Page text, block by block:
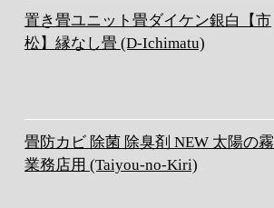
置き畳ユニット畳ダイケン銀白【市
松】縁なし畳 (D-Ichimatu)
畳防カビ 除菌 除臭剤 NEW 太陽の霧
業務店用 (Taiyou-no-Kiri)